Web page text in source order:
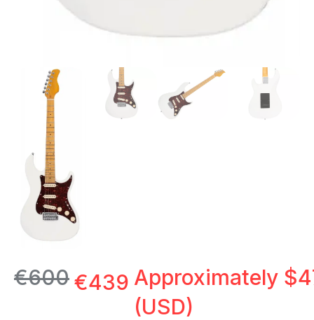
€600€439 Approximately $
(USD)